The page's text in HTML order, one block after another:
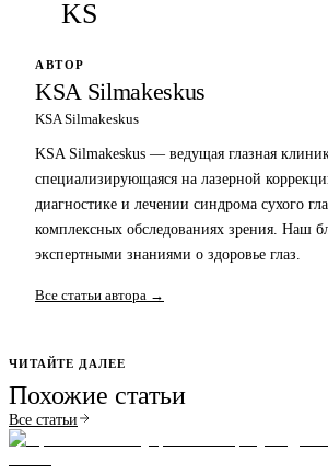
KS
АВТОР
KSA Silmakeskus
KSA Silmakeskus
KSA Silmakeskus — ведущая глазная
специализирующаяся на лазерной
диагностике и лечении синдрома сухого
комплексных обследованиях зрения. Наш
экспертными знаниями о здоровье глаз.
Все статьи автора →
ЧИТАЙТЕ ДАЛЕЕ
Похожие статьи
Все статьи